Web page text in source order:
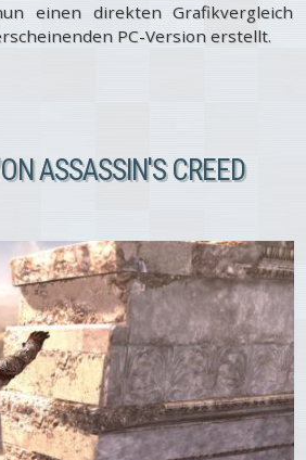
einen direkten Grafikvergleich
PC-Version erstellt.
ASSASSIN'S CREED